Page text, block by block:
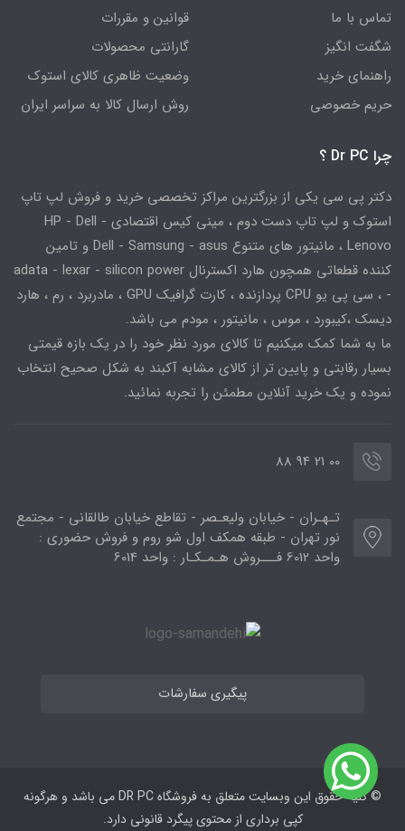
تماس با ما
شگفت انگیز
راهنمای خرید
حریم خصوصی
قوانین و مقررات
گارانتی محصولات
وضعیت ظاهری کالای استوک
روش ارسال کالا به سراسر ایران
چرا Dr PC ؟
دکتر پی سی یکی از بزرگترین مراکز تخصصی خرید و فروش لپ تاپ
استوک و لپ تاپ دست دوم ، مینی کیس اقتصادی HP - Dell -
Lenovo ، مانیتور های متنوع Dell - Samsung - asus و تامین
کننده قطعاتی همچون هارد اکسترنال adata - lexar - silicon power
- ، سی پی یو CPU پردازنده ، کارت گرافیک GPU ، مادربرد ، رم ، هارد
دیسک ،کیبورد ، موس ، مانیتور ، مودم می باشد.
ما به شما کمک میکنیم تا کالای مورد نظر خود را در یک بازه قیمتی
بسیار رقابتی و پایین تر از کالای مشابه آکبند به شکل صحیح انتخاب
نموده و یک خرید آنلاین مطمئن را تجربه نمائید.
00 21 94 88
تـهـران - خیابان ولیعـصر - تقاطع خیابان طالقانی - مجتمع
نور تهران - طبقه همکف اول شو روم و فروش حضوری :
واحد 6012 فـــروش هـمـکـار : واحد 6014
پیگیری سفارشات
© کلیه حقوق این وبسایت متعلق به فروشگاه DR PC می ‌باشد و هرگونه
کپی برداری از محتوی پیگرد قانونی دارد.